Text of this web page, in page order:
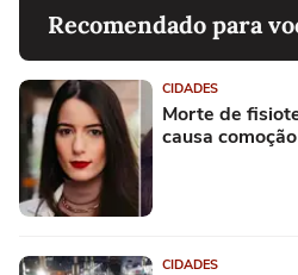
Recomendado para
CIDADES
Morte de
causa
CIDADES